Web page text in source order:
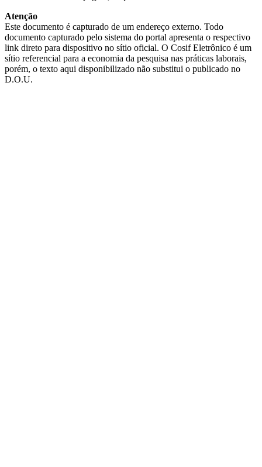
Atenção
Este documento é capturado de um endereço externo. Todo
documento capturado pelo sistema do portal apresenta o respectivo
link direto para dispositivo no sítio oficial. O Cosif Eletrônico é um
sítio referencial para a economia da pesquisa nas práticas laborais,
porém, o texto aqui disponibilizado não substitui o publicado no
D.O.U.